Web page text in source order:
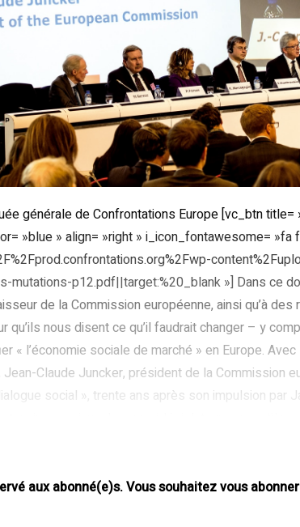
générale de Confrontations Europe [vc_btn title=
»blue » align= »right » i_icon_fontawesome=
mutations-p12.pdf||target:%20_blank »] Dans ce
de la Commission européenne, ainsi qu’à
qu’ils nous disent ce qu’il faudrait changer – y
« l’économie sociale de marché » en Europe.
Claude Juncker, président de la Commission
social », trente ans après son impulsion par
aux abonné(e)s. Vous souhaitez vous